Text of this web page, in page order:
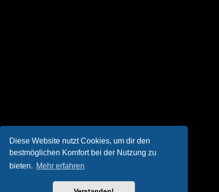
Diese Website nutzt Cookies, um dir den
bestmöglichen Komfort bei der Nutzung zu
bieten. Mehr erfahren